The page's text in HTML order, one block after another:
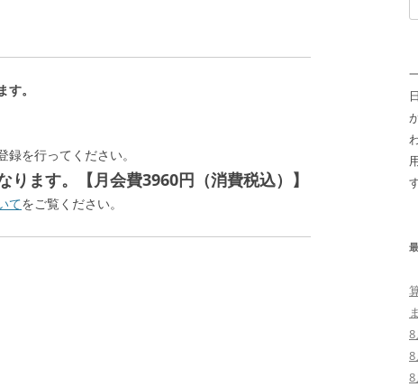
。
を行ってください。
ます。【月会費3960円（消費税込）】
てをご覧ください。
8
8
8